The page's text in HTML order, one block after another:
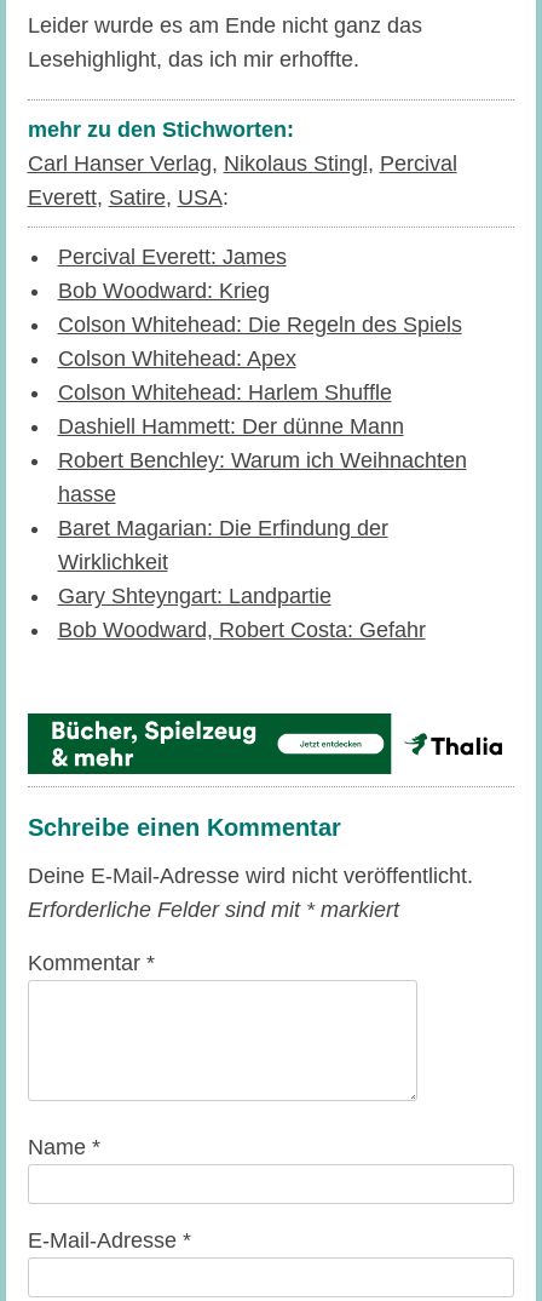
Leider wurde es am Ende nicht ganz das
Lesehighlight, das ich mir erhoffte.
mehr zu den Stichworten:
Carl Hanser Verlag, Nikolaus Stingl , Percival
Everett, Satire, USA:
Percival Everett: James
Bob Woodward: Krieg
Colson Whitehead: Die Regeln des Spiels
Colson Whitehead: Apex
Colson Whitehead: Harlem Shuffle
Dashiell Hammett: Der dünne Mann
Robert Benchley: Warum ich Weihnachten
hasse
Baret Magarian: Die Erfindung der
Wirklichkeit
Gary Shteyngart: Landpartie
Bob Woodward, Robert Costa: Gefahr
Schreibe einen Kommentar
Deine E-Mail-Adresse wird nicht veröffentlicht.
Erforderliche Felder sind mit *markiert
Kommentar *
Name *
E-Mail-Adresse *